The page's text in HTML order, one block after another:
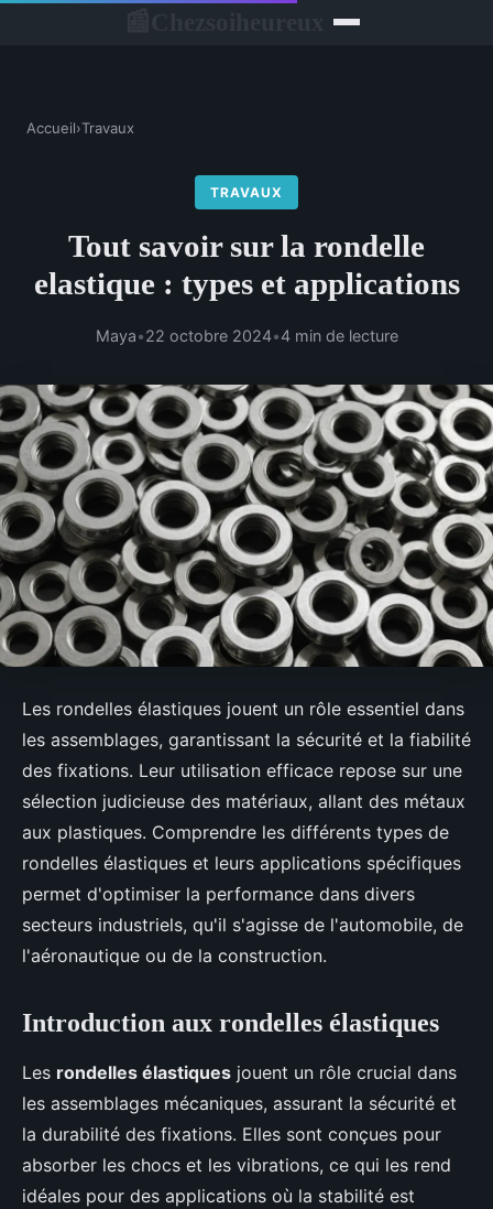
Accueil›Travaux
TRAVAUX
Tout savoir sur la rondelle
elastique : types et applications
Maya•22 octobre 2024•4 min de lecture
Les rondelles élastiques jouent un rôle essentiel dans
les assemblages, garantissant la sécurité et la fiabilité
des fixations. Leur utilisation efficace repose sur une
sélection judicieuse des matériaux, allant des métaux
aux plastiques. Comprendre les différents types de
rondelles élastiques et leurs applications spécifiques
permet d'optimiser la performance dans divers
secteurs industriels, qu'il s'agisse de l'automobile, de
l'aéronautique ou de la construction.
Introduction aux rondelles élastiques
Les rondelles élastiques jouent un rôle crucial dans
les assemblages mécaniques, assurant la sécurité et
la durabilité des fixations. Elles sont conçues pour
absorber les chocs et les vibrations, ce qui les rend
idéales pour des applications où la stabilité est